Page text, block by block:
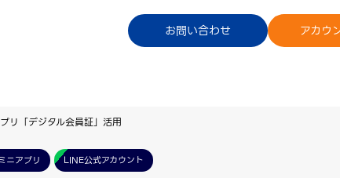
お問い合わせ アカウ
ご利用中のお客様へ
リ「デジタル会員証」活用
ニアプリ LINE公式アカウント